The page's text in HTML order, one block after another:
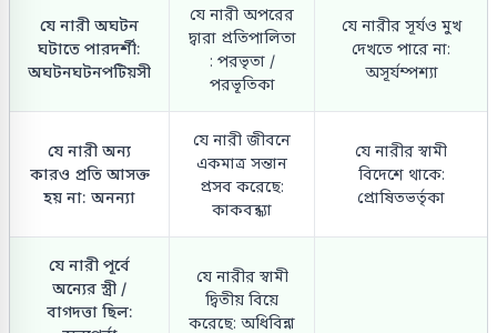
যে নারী অঘটন
ঘটাতে পারদর্শী:
অঘটনঘটনপটিয়সী
যে নারী অপরের
দ্বারা প্রতিপালিতা
: পরভৃতা /
পরভূতিকা
যে নারীর সূর্যও মুখ
দেখতে পারে না:
অসূর্যম্পশ্যা
যে নারী অন্য
কারও প্রতি আসক্ত
হয় না: অনন্যা
যে নারী জীবনে
একমাত্র সন্তান
প্রসব করেছে:
কাকবন্ধ্যা
যে নারীর স্বামী
বিদেশে থাকে:
প্রোষিতভর্তৃকা
যে নারী পূর্বে
অন্যের স্ত্রী /
বাগদত্তা ছিল:
যে নারীর স্বামী
দ্বিতীয় বিয়ে
করেছে: অধিবিন্না